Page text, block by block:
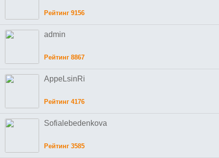
Рейтинг 9156
admin
Рейтинг 8867
AppeLsinRi
Рейтинг 4176
Sofialebedenkova
Рейтинг 3585